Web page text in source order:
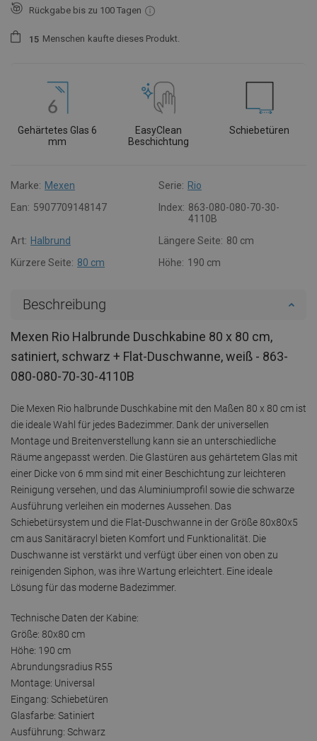
Rückgabe bis zu 100 Tagen
1 5 Menschen kaufte dieses Produkt.
Gehärtetes Glas 6
mm
EasyClean
Beschichtung
Schiebetüren
Marke: Mexen Serie: Rio
Ean: 5907709148147 Index: 863-080-080-70-30-
4110B
Art: Halbrund Längere Seite: 80 cm
Kürzere Seite: 80 cm Höhe: 190 cm
Beschreibung
Mexen Rio Halbrunde Duschkabine 80 x 80 cm,
satiniert, schwarz + Flat-Duschwanne, weiß - 863-
080-080-70-30-4110B
Die Mexen Rio halbrunde Duschkabine mit den Maßen 80 x 80 cm ist
die ideale Wahl für jedes Badezimmer. Dank der universellen
Montage und Breitenverstellung kann sie an unterschiedliche
Räume angepasst werden. Die Glastüren aus gehärtetem Glas mit
einer Dicke von 6 mm sind mit einer Beschichtung zur leichteren
Reinigung versehen, und das Aluminiumprofil sowie die schwarze
Ausführung verleihen ein modernes Aussehen. Das
Schiebetürsystem und die Flat-Duschwanne in der Größe 80x80x5
cm aus Sanitäracryl bieten Komfort und Funktionalität. Die
Duschwanne ist verstärkt und verfügt über einen von oben zu
reinigenden Siphon, was ihre Wartung erleichtert. Eine ideale
Lösung für das moderne Badezimmer.
Technische Daten der Kabine:
Größe: 80x80 cm
Höhe: 190 cm
Abrundungsradius R55
Montage: Universal
Eingang: Schiebetüren
Glasfarbe: Satiniert
Ausführung: Schwarz